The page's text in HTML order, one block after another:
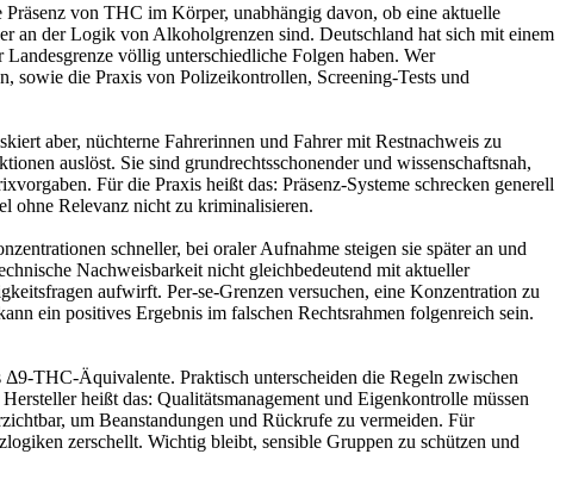
von THC im Körper, unabhängig davon, ob eine aktuelle
an der Logik von Alkoholgrenzen sind. Deutschland hat sich mit einem
Landesgrenze völlig unterschiedliche Folgen haben. Wer
sowie die Praxis von Polizeikontrollen, Screening‑Tests und
aber, nüchterne Fahrerinnen und Fahrer mit Restnachweis zu
auslöst. Sie sind grundrechtsschonender und wissenschaftsnah,
Für die Praxis heißt das: Präsenz‑Systeme schrecken generell
ohne Relevanz nicht zu kriminalisieren.
schneller, bei oraler Aufnahme steigen sie später an und
Nachweisbarkeit nicht gleichbedeutend mit aktueller
aufwirft. Per‑se‑Grenzen versuchen, eine Konzentration zu
ein positives Ergebnis im falschen Rechtsrahmen folgenreich sein.
Praktisch unterscheiden die Regeln zwischen
heißt das: Qualitätsmanagement und Eigenkontrolle müssen
um Beanstandungen und Rückrufe zu vermeiden. Für
zerschellt. Wichtig bleibt, sensible Gruppen zu schützen und